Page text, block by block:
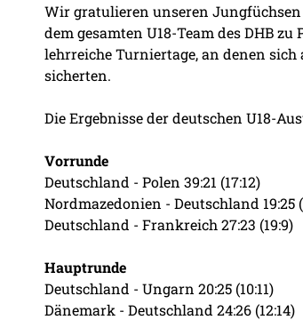
Wir gratulieren unseren
dem gesamten U18-Team des DHB
lehrreiche Turniertage, an denen
sicherten.
Die Ergebnisse der deutschen U18-
Vorrunde
Deutschland - Polen 39:21 (17:12)
Nordmazedonien - Deutschland 19:25
Deutschland - Frankreich 27:23 (19:9)
Hauptrunde
Deutschland - Ungarn 20:25 (10:11)
Dänemark - Deutschland 24:26 (12:14)